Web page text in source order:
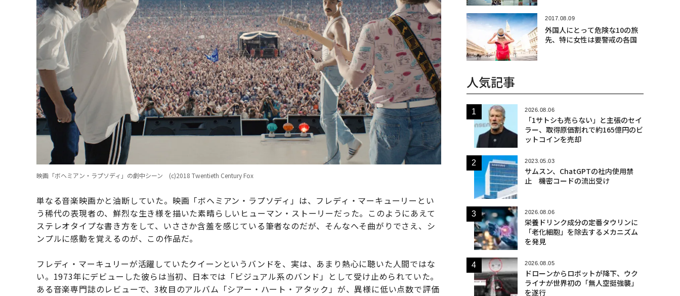
映画「ボヘミアン・ラプソディ」の劇中シーン (c)2018 Twentieth Century Fox
単なる音楽映画かと油断していた。映画「ボヘミアン・ラプソディ」は、フレディ・マーキューリーとい
う稀代の表現者の、鮮烈な生き様を描いた素晴らしいヒューマン・ストーリーだった。このようにあえて
ステレオタイプな書き方をして、いささか含羞を感じている筆者なのだが、そんなへそ曲がりでさえ、シ
ンプルに感動を覚えるのが、この作品だ。
フレディ・マーキュリーが活躍していたクイーンというバンドを、実は、あまり熱心に聴いた人間ではな
い。1973年にデビューした彼らは当初、日本では「ビジュアル系のバンド」として受け止められていた。
ある音楽専門誌のレビューで、3枚目のアルバム「シアー・ハート・アタック」が、異様に低い点数で評価
2017.08.09
外国人にとって危険な10の旅
先、特に女性は要警戒の各国
人気記事
2026.08.06
「1サトシも売らない」と主張のセイ
ラー、取得原価割れで約165億円のビ
ットコインを売却
2023.05.03
サムスン、ChatGPTの社内使用禁
止 機密コードの流出受け
2026.08.06
栄養ドリンク成分の定番タウリンに
「老化細胞」を除去するメカニズム
を発見
2026.08.05
ドローンからロボットが降下、ウク
ライナが世界初の「無人空挺強襲」
を遂行